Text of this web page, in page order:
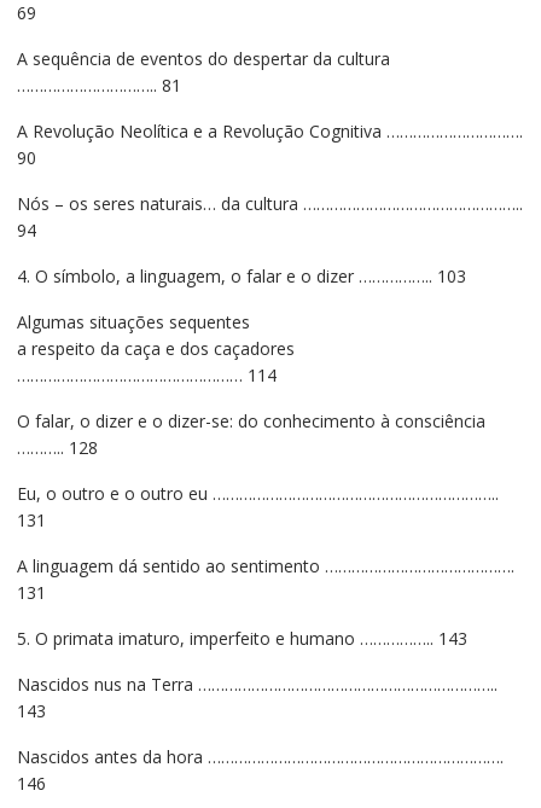
69
A sequência de eventos do despertar da cultura
………………………….. 81
A Revolução Neolítica e a Revolução Cognitiva ………………………….
90
Nós – os seres naturais… da cultura …………………………………………..
94
4. O símbolo, a linguagem, o falar e o dizer …………….. 103
Algumas situações sequentes
a respeito da caça e dos caçadores
…………………………………………… 114
O falar, o dizer e o dizer-se: do conhecimento à consciência
……….. 128
Eu, o outro e o outro eu ………………………………………………………..
131
A linguagem dá sentido ao sentimento …………………………………….
131
5. O primata imaturo, imperfeito e humano …………….. 143
Nascidos nus na Terra …………………………………………………………..
143
Nascidos antes da hora ………………………………………………………….
146